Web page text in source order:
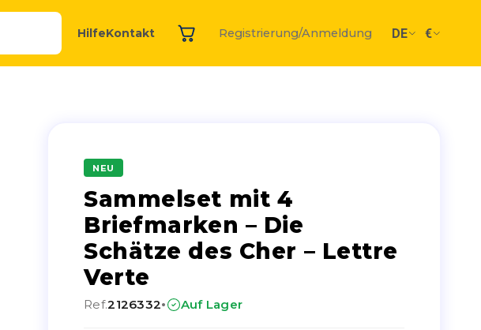
HilfeKontakt Registrierung/Anmeldung DE €
NEU
Sammelset mit 4
Briefmarken – Die
Schätze des Cher – Lettre
Verte
Ref.2126332· Auf Lager